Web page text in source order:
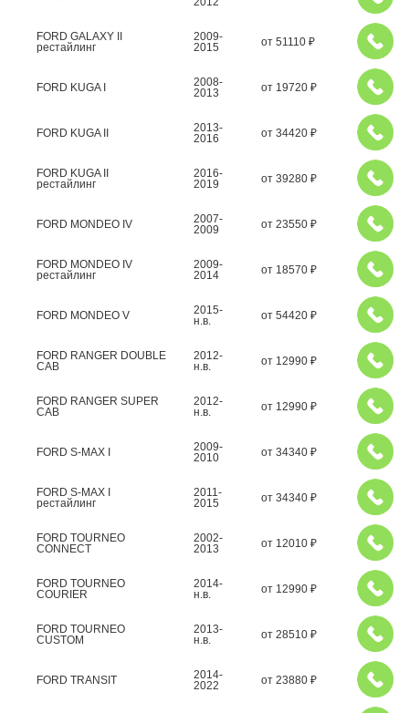
FORD GALAXY II
рестайлинг
2009-
2015
от 51110 ₽
FORD KUGA I
2008-
2013
от 19720 ₽
FORD KUGA II
2013-
2016
от 34420 ₽
FORD KUGA II
рестайлинг
2016-
2019
от 39280 ₽
FORD MONDEO IV
2007-
2009
от 23550 ₽
FORD MONDEO IV
рестайлинг
2009-
2014
от 18570 ₽
FORD MONDEO V
2015-
н.в.
от 54420 ₽
FORD RANGER DOUBLE
CAB
2012-
н.в.
от 12990 ₽
FORD RANGER SUPER
CAB
2012-
н.в.
от 12990 ₽
FORD S-MAX I
2009-
2010
от 34340 ₽
FORD S-MAX I
рестайлинг
2011-
2015
от 34340 ₽
FORD TOURNEO
CONNECT
2002-
2013
от 12010 ₽
FORD TOURNEO
COURIER
2014-
н.в.
от 12990 ₽
FORD TOURNEO
CUSTOM
2013-
н.в.
от 28510 ₽
FORD TRANSIT
2014-
2022
от 23880 ₽